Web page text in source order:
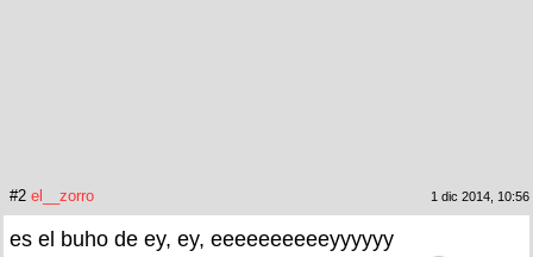
#2 el__zorro 1 dic 2014, 10:56
es el buho de ey, ey, eeeeeeeeeeyyyyyy